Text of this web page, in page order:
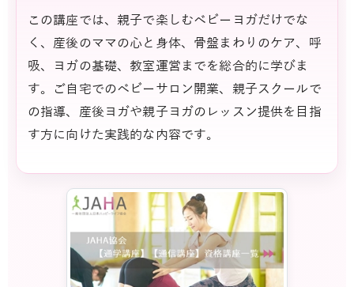
この講座では、親子で楽しむベビーヨガだけでな
く、産後のママの心と身体、骨盤まわりのケア、呼
吸、ヨガの基礎、教室運営までを総合的に学びま
す。ご自宅でのベビーサロン開業、親子スクールで
の指導、産後ヨガや親子ヨガのレッスン提供を目指
す方に向けた実践的な内容です。